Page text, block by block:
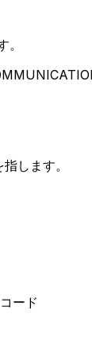
します。
ード